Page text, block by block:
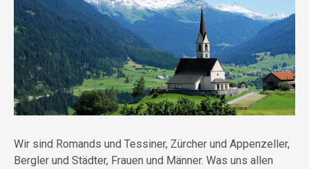
Wir sind Romands und Tessiner, Zürcher und Appenzeller,
Bergler und Städter, Frauen und Männer. Was uns allen